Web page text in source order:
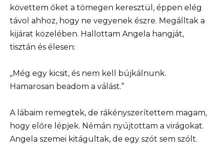
követtem őket a tömegen keresztül, éppen elég
távol ahhoz, hogy ne vegyenek észre. Megálltak a
kijárat közelében. Hallottam Angela hangját,
tisztán és élesen:
„Még egy kicsit, és nem kell bújkálnunk.
Hamarosan beadom a válást.”
A lábaim remegtek, de rákényszerítettem magam,
hogy előre lépjek. Némán nyújtottam a virágokat.
Angela szemei kitágultak, de egy szót sem szólt.